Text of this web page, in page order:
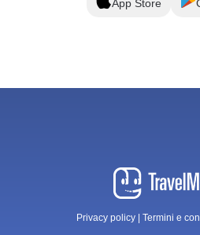
App Store
Privacy policy| Termini e